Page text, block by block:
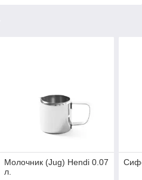
Молочник (Jug) Hendi 0.07
л.